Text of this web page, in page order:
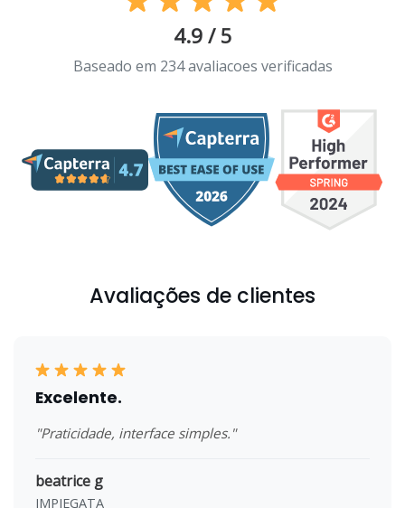
4.9 / 5
Baseado em 234 avaliacoes verificadas
Avaliações de clientes
Excelente.
"Praticidade, interface simples."
beatrice g
IMPIEGATA